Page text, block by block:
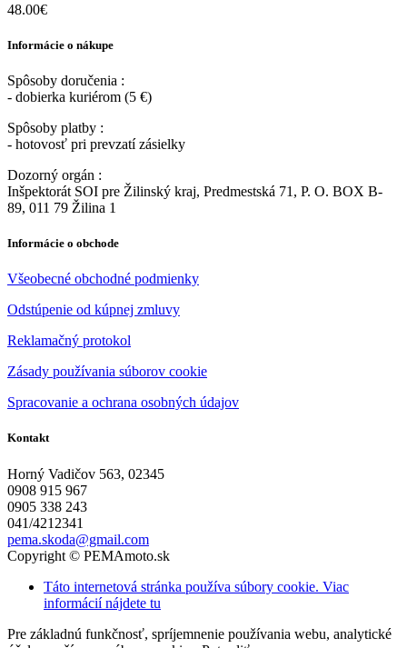
48.00€
Informácie o nákupe
Spôsoby doručenia :
- dobierka kuriérom (5 €)
Spôsoby platby :
- hotovosť pri prevzatí zásielky
Dozorný orgán :
Inšpektorát SOI pre Žilinský kraj, Predmestská 71, P. O. BOX B-
89, 011 79 Žilina 1
Informácie o obchode
Všeobecné obchodné podmienky
Odstúpenie od kúpnej zmluvy
Reklamačný protokol
Zásady používania súborov cookie
Spracovanie a ochrana osobných údajov
Kontakt
Horný Vadičov 563, 02345
0908 915 967
0905 338 243
041/4212341
pema.skoda@gmail.com
Copyright © PEMAmoto.sk
Táto internetová stránka používa súbory cookie. Viac
informácií nájdete tu
Pre základnú funkčnosť, spríjemnenie používania webu, analytické